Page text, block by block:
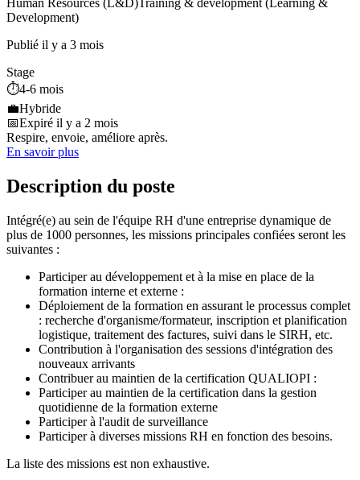
Development)
Publié il y a 3 mois
Stage
⏱️4-6 mois
💼Hybride
📅Expiré il y a 2 mois
Respire, envoie, améliore après.
En savoir plus
Description du poste
Intégré(e) au sein de l'équipe RH d'une entreprise dynamique de
plus de 1000 personnes, les missions principales confiées seront les
suivantes :
Participer au développement et à la mise en place de la
formation interne et externe :
Déploiement de la formation en assurant le processus complet
: recherche d'organisme/formateur, inscription et planification
logistique, traitement des factures, suivi dans le SIRH, etc.
Contribution à l'organisation des sessions d'intégration des
nouveaux arrivants
Contribuer au maintien de la certification QUALIOPI :
Participer au maintien de la certification dans la gestion
quotidienne de la formation externe
Participer à l'audit de surveillance
Participer à diverses missions RH en fonction des besoins.
La liste des missions est non exhaustive.